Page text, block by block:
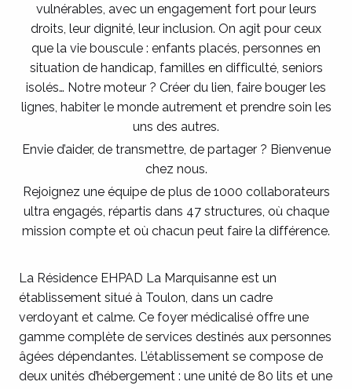
vulnérables, avec un engagement fort pour leurs
droits, leur dignité, leur inclusion. On agit pour ceux
que la vie bouscule : enfants placés, personnes en
situation de handicap, familles en difficulté, seniors
isolés… Notre moteur ? Créer du lien, faire bouger les
lignes, habiter le monde autrement et prendre soin les
uns des autres.
Envie d’aider, de transmettre, de partager ? Bienvenue
chez nous.
Rejoignez une équipe de plus de 1000 collaborateurs
ultra engagés, répartis dans 47 structures, où chaque
mission compte et où chacun peut faire la différence.
La Résidence EHPAD La Marquisanne est un
établissement situé à Toulon, dans un cadre
verdoyant et calme. Ce foyer médicalisé offre une
gamme complète de services destinés aux personnes
âgées dépendantes. L’établissement se compose de
deux unités d’hébergement : une unité de 80 lits et une